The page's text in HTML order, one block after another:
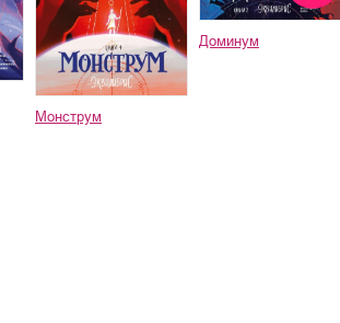
Монструм
Доминум